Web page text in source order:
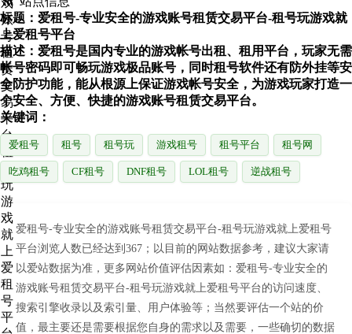
标题：爱租号-专业安全的游戏账号租赁交易平台-租号玩游戏就
上爱租号平台
描述：爱租号是国内专业的游戏帐号出租、租用平台，玩家无需
帐号密码即可畅玩游戏极品账号，同时租号软件还有防外挂等安
全防护功能，能从根源上保证游戏帐号安全，为游戏玩家打造一
个安全、方便、快捷的游戏账号租赁交易平台。
关键词：
爱租号 租号 租号玩 游戏租号 租号平台 租号网
吃鸡租号 CF租号 DNF租号 LOL租号 逆战租号
爱租号-专业安全的游戏账号租赁交易平台-租号玩游戏就上爱租号
平台浏览人数已经达到367；以目前的网站数据参考，建议大家请
以爱站数据为准，更多网站价值评估因素如：爱租号-专业安全的
游戏账号租赁交易平台-租号玩游戏就上爱租号平台的访问速度、
搜索引擎收录以及索引量、用户体验等；当然要评估一个站的价
值，最主要还是需要根据您自身的需求以及需要，一些确切的数据